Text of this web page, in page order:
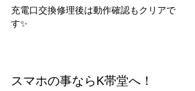
充電口交換修理後は動作確認もクリアで
す✨
スマホの事ならK帯堂へ！